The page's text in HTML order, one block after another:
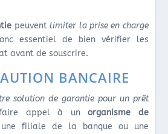
peuventlimiter la prise en charge
essentiel de bien vérifier les
avant de souscrire.
BANCAIRE
solution de garantie pour un prêt
appel à unorganisme de
une filiale de la banque ou une